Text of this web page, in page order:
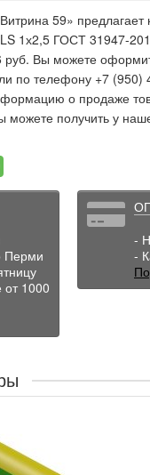
59» предлагает
1х2,5 ГОСТ 31947-
Вы можете
по телефону +7 (950)
о продаже
можете получить у
Перми
от 1000
-
-